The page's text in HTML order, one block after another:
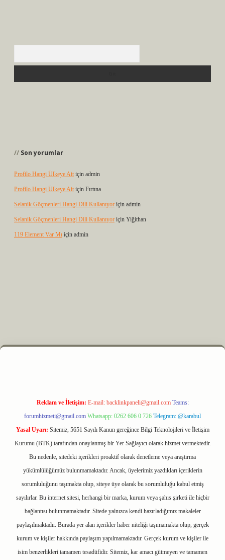
Son yorumlar
Profilo Hangi Ülkeye Ait için admin
Profilo Hangi Ülkeye Ait için Fırtına
Selanik Göçmenleri Hangi Dili Kullanıyor için admin
Selanik Göçmenleri Hangi Dili Kullanıyor için Yiğithan
119 Element Var Mı için admin
m elexbet
Reklam ve İletişim: E-mail: backlinkpaneli@gmail.com Teams:
forumhizmeti@gmail.com Whatsapp: 0262 606 0 726 Telegram: @karabul
Yasal Uyarı: Sitemiz, 5651 Sayılı Kanun gereğince Bilgi Teknolojileri ve İletişim
Kurumu (BTK) tarafından onaylanmış bir Yer Sağlayıcı olarak hizmet vermektedir.
Bu nedenle, sitedeki içerikleri proaktif olarak denetleme veya araştırma
yükümlülüğümüz bulunmamaktadır. Ancak, üyelerimiz yazdıkları içeriklerin
sorumluluğunu taşımakta olup, siteye üye olarak bu sorumluluğu kabul etmiş
sayılırlar. Bu internet sitesi, herhangi bir marka, kurum veya şahıs şirketi ile hiçbir
bağlantısı bulunmamaktadır. Sitede yalnızca kendi hazırladığımız makaleler
paylaşılmaktadır. Burada yer alan içerikler haber niteliği taşımamakta olup, gerçek
kurum ve kişiler hakkında paylaşım yapılmamaktadır. Gerçek kurum ve kişiler ile
isim benzerlikleri tamamen tesadüfidir. Sitemiz, kar amacı gütmeyen ve tamamen